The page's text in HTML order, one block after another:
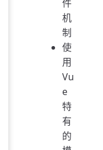
件
机
制
使
用
Vu
e
特
有
的